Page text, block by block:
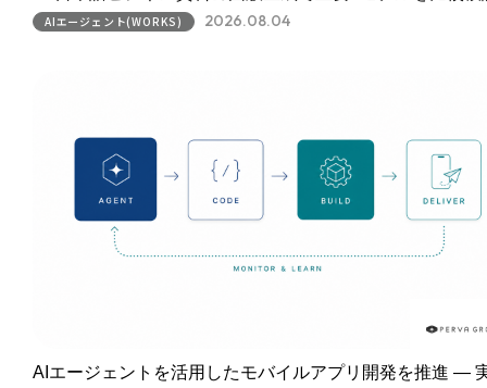
AIエージェント(WORKS) 2026.08.04
AIエージェントを活用したモバイルアプリ開発を推進 ―